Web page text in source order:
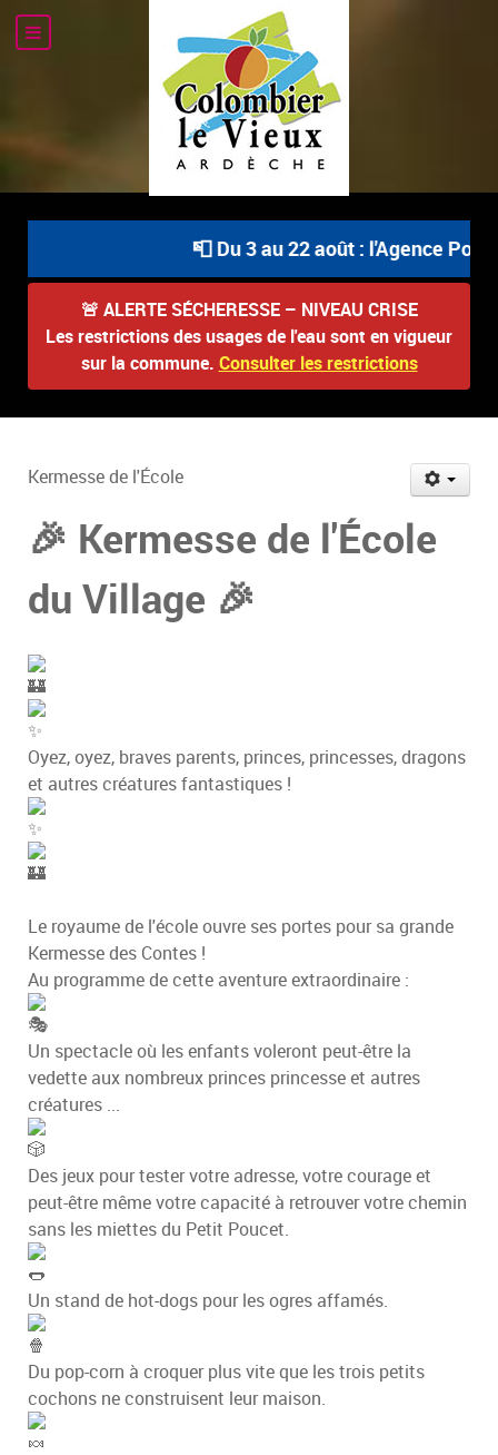
📮 Du 3 au 22 août : l'Agence
🚨 ALERTE SÉCHERESSE – NIVEAU CRISE
Les restrictions des usages de l'eau sont en vigueur
sur la commune. Consulter les restrictions
Kermesse de l'École
🎉 Kermesse de l'École
du Village 🎉
Oyez, oyez, braves parents, princes, princesses, dragons
et autres créatures fantastiques !
Le royaume de l'école ouvre ses portes pour sa grande
Kermesse des Contes !
Au programme de cette aventure extraordinaire :
Un spectacle où les enfants voleront peut-être la
vedette aux nombreux princes princesse et autres
créatures ...
Des jeux pour tester votre adresse, votre courage et
peut-être même votre capacité à retrouver votre chemin
sans les miettes du Petit Poucet.
Un stand de hot-dogs pour les ogres affamés.
Du pop-corn à croquer plus vite que les trois petits
cochons ne construisent leur maison.